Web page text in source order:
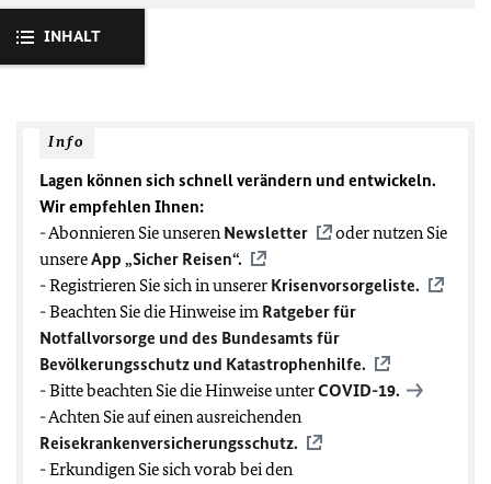
INHALT
Info
Lagen können sich schnell verändern und entwickeln.
Wir empfehlen Ihnen:
- Abonnieren Sie unseren Newsletter
oder nutzen Sie
unsereApp „Sicher Reisen“.
- Registrieren Sie sich in unserer Krisenvorsorgeliste.
- Beachten Sie die Hinweise im Ratgeber für
Notfallvorsorge und des Bundesamts für
Bevölkerungsschutz und Katastrophenhilfe.
- Bitte beachten Sie die Hinweise unterCOVID-19.
- Achten Sie auf einen ausreichenden
Reisekrankenversicherungsschutz.
- Erkundigen Sie sich vorab bei den